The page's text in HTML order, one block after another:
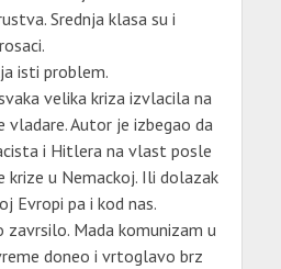
Srednja klasa su i
isti problem.
velika kriza izvlacila na
vladare. Autor je izbegao da
i Hitlera na vlast posle
krize u Nemackoj. Ili dolazak
Evropi pa i kod nas.
zavrsilo. Mada komunizam u
doneo i vrtoglavo brz